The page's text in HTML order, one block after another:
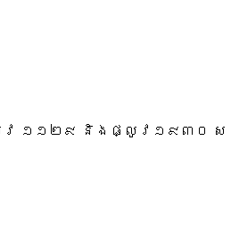
វ ១១២៩ និងផ្លូវ១៩៣០ ស